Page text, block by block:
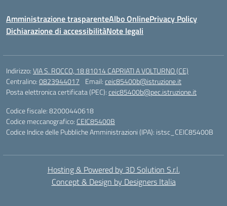
Amministrazione trasparenteAlbo OnlinePrivacy Policy
Dichiarazione di accessibilitàNote legali
Indirizzo:VIA S. ROCCO, 18 81014 CAPRIATI A VOLTURNO (CE)
Centralino:0823944017 Email:ceic85400b@istruzione.it
Posta elettronica certificata (PEC):ceic85400b@pec.istruzione.it
Codice fiscale: 82000440618
Codice meccanografico: CEIC85400B
Codice Indice delle Pubbliche Amministrazioni (IPA): istsc_CEIC85400B
Hosting & Powered by 3D Solution S.r.l.
Concept & Design by Designers Italia